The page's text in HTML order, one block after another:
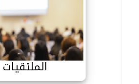
الملتقيات
الملتقيات